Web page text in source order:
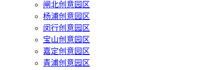
闸北创意园区
杨浦创意园区
闵行创意园区
宝山创意园区
嘉定创意园区
青浦创意园区